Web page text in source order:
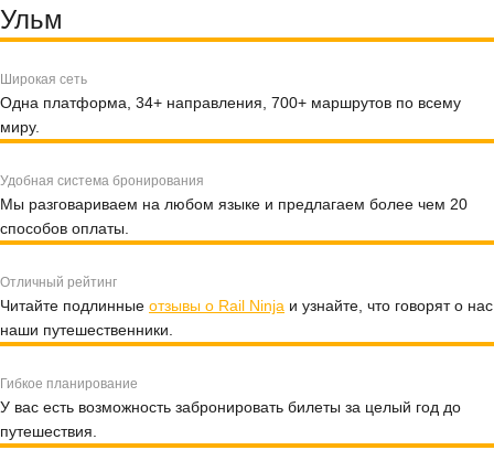
Ульм
Широкая сеть
Одна платформа, 34+ направления, 700+ маршрутов по всему
миру.
Удобная система бронирования
Мы разговариваем на любом языке и предлагаем более чем 20
способов оплаты.
Отличный рейтинг
Читайте подлинные отзывы о Rail Ninja и узнайте, что говорят о нас
наши путешественники.
Гибкое планирование
У вас есть возможность забронировать билеты за целый год до
путешествия.